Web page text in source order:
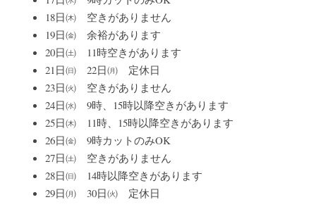
18日㈭　空きがありません
19日㈮　余裕があります
20日㈯　11時空きがあります
21日㈰　22日㈪　定休日
23日㈫　空きがありません
24日㈬　9時、15時以降空きがあります
25日㈭　11時、15時以降空きがあります
26日㈮　9時カットのみOK
27日㈯　空きがありません
28日㈰　14時以降空きがあります
29日㈪　30日㈫　定休日